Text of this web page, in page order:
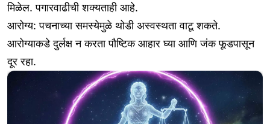
मिळेल. पगारवाढीची शक्यताही आहे.
आरोग्य: पचनाच्या समस्येमुळे थोडी अस्वस्थता वाटू शकते.
आरोग्याकडे दुर्लक्ष न करता पौष्टिक आहार घ्या आणि जंक फूडपासून
दूर रहा.